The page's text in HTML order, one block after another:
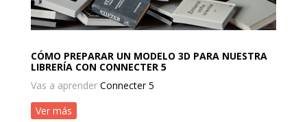
CÓMO PREPARAR UN MODELO 3D PARA NUESTRA
LIBRERÍA CON CONNECTER 5
Vas a aprender Connecter 5
Ver más